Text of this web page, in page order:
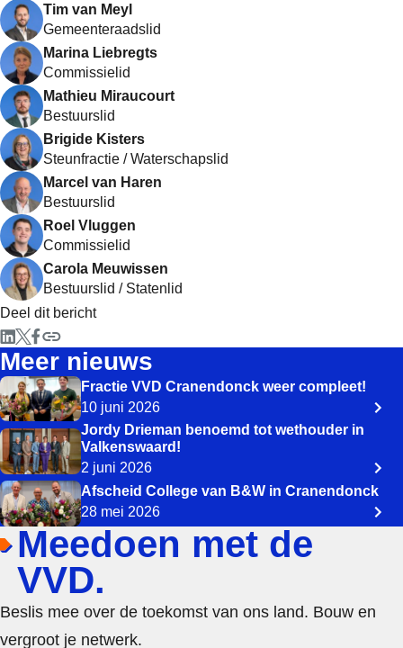
Tim van Meyl
Gemeenteraadslid
Marina Liebregts
Commissielid
Mathieu Miraucourt
Bestuurslid
Brigide Kisters
Steunfractie / Waterschapslid
Marcel van Haren
Bestuurslid
Roel Vluggen
Commissielid
Carola Meuwissen
Bestuurslid / Statenlid
Deel dit bericht
Meer nieuws
Fractie VVD Cranendonck weer compleet!
10 juni 2026
Jordy Drieman benoemd tot wethouder in
Valkenswaard!
2 juni 2026
Afscheid College van B&W in Cranendonck
28 mei 2026
Meedoen met de
VVD.
Beslis mee over de toekomst van ons land. Bouw en
vergroot je netwerk.